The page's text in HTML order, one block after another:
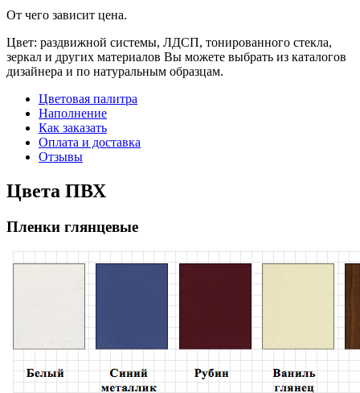
От чего зависит цена.
Цвет: раздвижной системы, ЛДСП, тонированного стекла,
зеркал и других материалов Вы можете выбрать из каталогов
дизайнера и по натуральным образцам.
Цветовая палитра
Наполнение
Как заказать
Оплата и доставка
Отзывы
Цвета ПВХ
Пленки глянцевые